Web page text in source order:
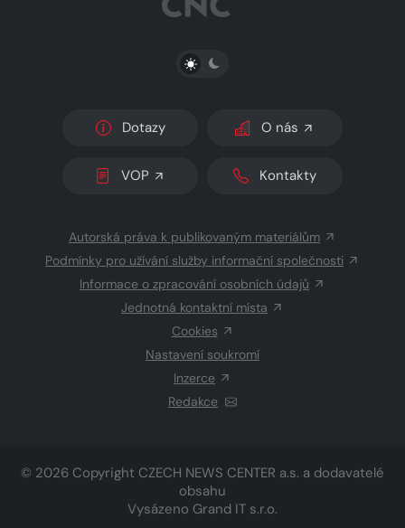
PŘEPNOUT SVĚTLÝ/TMAVÝ REŽIM
Dotazy O nás
VOP Kontakty
Autorská práva k publikovaným materiálům
Podmínky pro užívání služby informační společnosti
Informace o zpracování osobních údajů
Jednotná kontaktní místa
Cookies
Nastavení soukromí
Inzerce
Redakce
© 2026 Copyright CZECH NEWS CENTER a.s. a dodavatelé
obsahu
Vysázeno Grand IT s.r.o.